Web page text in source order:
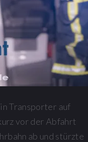
Transporter auf
vor der Abfahrt
ab und stürzte